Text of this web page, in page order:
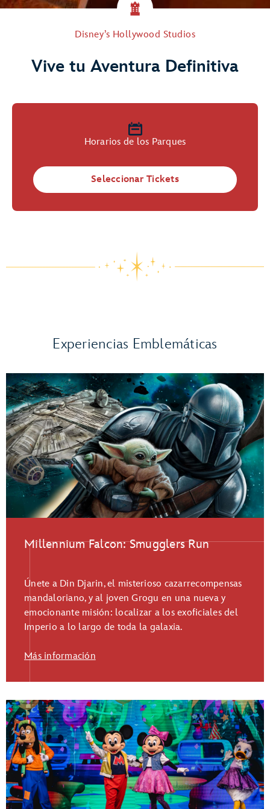
Disney’s Hollywood Studios
Vive tu Aventura Definitiva
Horarios de los Parques
Seleccionar Tickets
Experiencias Emblemáticas
Millennium Falcon: Smugglers Run
Únete a Din Djarin, el misterioso cazarrecompensas
mandaloriano, y al joven Grogu en una nueva y
emocionante misión: localizar a los exoficiales del
Imperio a lo largo de toda la galaxia.
Más información